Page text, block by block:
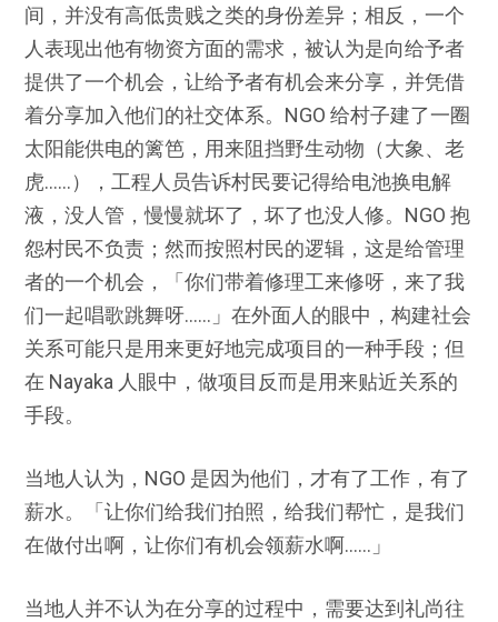
间，并没有高低贵贱之类的身份差异；相反，一个
人表现出他有物资方面的需求，被认为是向给予者
提供了一个机会，让给予者有机会来分享，并凭借
着分享加入他们的社交体系。NGO 给村子建了一圈
太阳能供电的篱笆，用来阻挡野生动物（大象、老
虎……），工程人员告诉村民要记得给电池换电解
液，没人管，慢慢就坏了，坏了也没人修。NGO 抱
怨村民不负责；然而按照村民的逻辑，这是给管理
者的一个机会，「你们带着修理工来修呀，来了我
们一起唱歌跳舞呀……」在外面人的眼中，构建社会
关系可能只是用来更好地完成项目的一种手段；但
在 Nayaka 人眼中，做项目反而是用来贴近关系的
手段。
当地人认为，NGO 是因为他们，才有了工作，有了
薪水。「让你们给我们拍照，给我们帮忙，是我们
在做付出啊，让你们有机会领薪水啊……」
当地人并不认为在分享的过程中，需要达到礼尚往